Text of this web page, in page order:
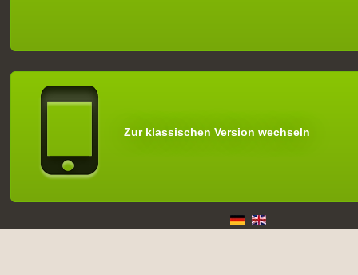
Zur klassischen Version wechseln